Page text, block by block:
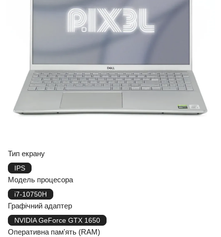
Тип екрану
IPS
Модель процесора
i7-10750H
Графічний адаптер
NVIDIA GeForce GTX 1650
Оперативна пам'ять (RAM)